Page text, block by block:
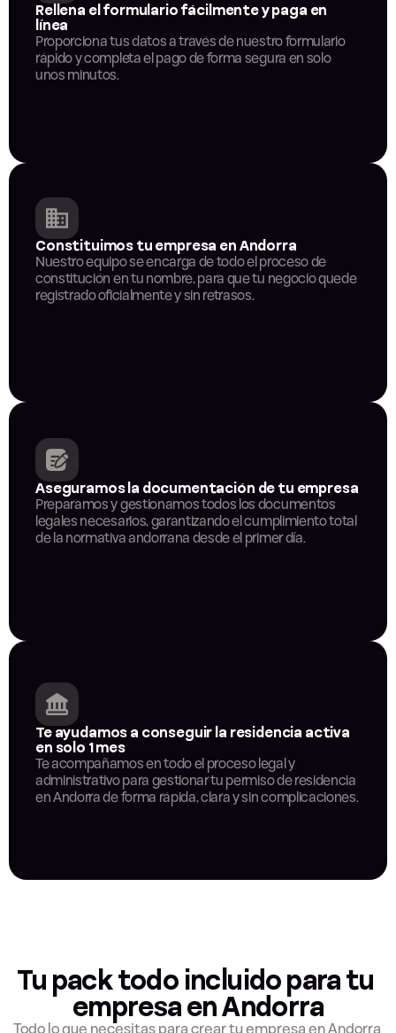
Rellena el formulario fácilmente y paga en
línea
Proporciona tus datos a través de nuestro formulario
rápido y completa el pago de forma segura en solo
unos minutos.
Constituimos tu empresa en Andorra
Nuestro equipo se encarga de todo el proceso de
constitución en tu nombre, para que tu negocio quede
registrado oficialmente y sin retrasos.
Aseguramos la documentación de tu empresa
Preparamos y gestionamos todos los documentos
legales necesarios, garantizando el cumplimiento total
de la normativa andorrana desde el primer día.
Te ayudamos a conseguir la residencia activa
en solo 1 mes
Te acompañamos en todo el proceso legal y
administrativo para gestionar tu permiso de residencia
en Andorra de forma rápida, clara y sin complicaciones.
Tu pack todo incluido para tu
empresa en Andorra